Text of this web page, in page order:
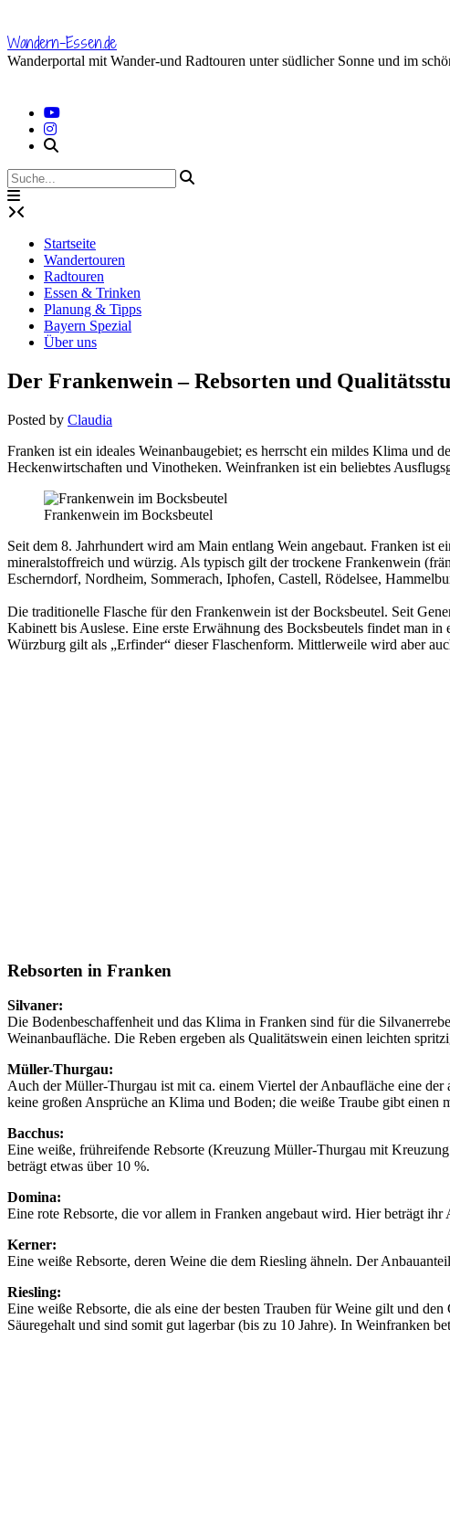
content
Wandern-Essen.de
Wanderportal mit Wander-und Radtouren unter südlicher Sonne und im
Startseite
Wandertouren
Radtouren
Essen & Trinken
Planung & Tipps
Bayern Spezial
Über uns
Der Frankenwein – Rebsorten und
Posted by Claudia
Franken ist ein ideales Weinanbaugebiet; es herrscht ein mildes Klima und
Heckenwirtschaften und Vinotheken. Weinfranken ist ein beliebtes
Frankenwein im Bocksbeutel
Seit dem 8. Jahrhundert wird am Main entlang Wein angebaut. Franken ist
mineralstoffreich und würzig. Als typisch gilt der trockene Frankenwein
Escherndorf, Nordheim, Sommerach, Iphofen, Castell, Rödelsee,
Die traditionelle Flasche für den Frankenwein ist der Bocksbeutel. Seit
Kabinett bis Auslese. Eine erste Erwähnung des Bocksbeutels findet man
Würzburg gilt als „Erfinder“ dieser Flaschenform. Mittlerweile wird aber
Rebsorten in Franken
Silvaner:
Die Bodenbeschaffenheit und das Klima in Franken sind für die
Weinanbaufläche. Die Reben ergeben als Qualitätswein einen leichten
Müller-Thurgau:
Auch der Müller-Thurgau ist mit ca. einem Viertel der Anbaufläche eine
keine großen Ansprüche an Klima und Boden; die weiße Traube gibt einen
Bacchus:
Eine weiße, frühreifende Rebsorte (Kreuzung Müller-Thurgau mit
beträgt etwas über 10 %.
Domina:
Eine rote Rebsorte, die vor allem in Franken angebaut wird. Hier beträgt ihr
Kerner:
Eine weiße Rebsorte, deren Weine die dem Riesling ähneln. Der
Riesling:
Eine weiße Rebsorte, die als eine der besten Trauben für Weine gilt und
Säuregehalt und sind somit gut lagerbar (bis zu 10 Jahre). In Weinfranken